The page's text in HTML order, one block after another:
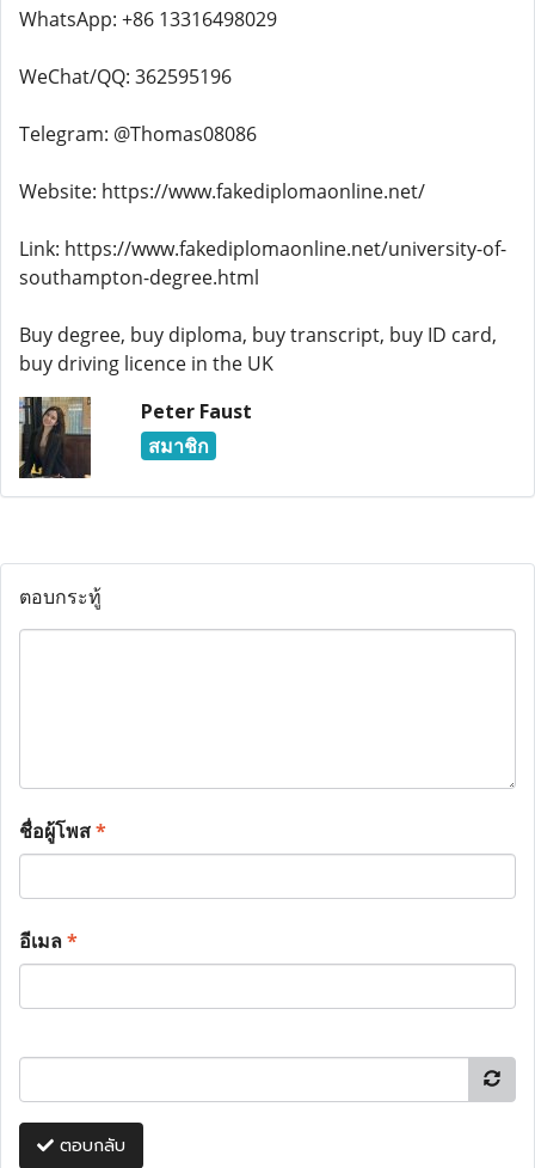
WhatsApp: +86 13316498029
WeChat/QQ: 362595196
Telegram: @Thomas08086
Website: https://www.fakediplomaonline.net/
Link: https://www.fakediplomaonline.net/university-of-
southampton-degree.html
Buy degree, buy diploma, buy transcript, buy ID card,
buy driving licence in the UK
Peter Faust
สมาชิก
ตอบกระทู้
ชื่อผู้โพส*
อีเมล*
ตอบกลับ